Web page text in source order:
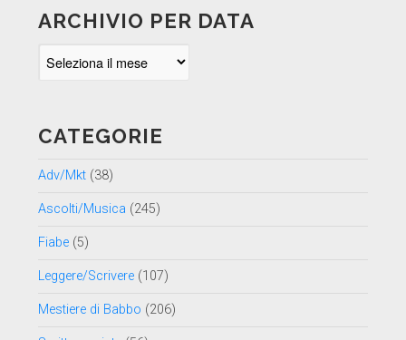
ARCHIVIO PER DATA
CATEGORIE
Adv/Mkt(38)
Ascolti/Musica (245)
Fiabe(5)
Leggere/Scrivere(107)
Mestiere di Babbo (206)